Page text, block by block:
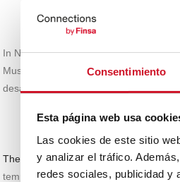
Consentimiento
Esta página web usa
Las cookies de este sitio
y analizar el tráfico.
redes sociales, publicidad y
In No Particular Order: la Fundación
Museum el trabajo de los
desarrollo de talento.
The People’s Pavillion: conciertos,
temporal creada únicamente con